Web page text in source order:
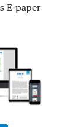
E-paper